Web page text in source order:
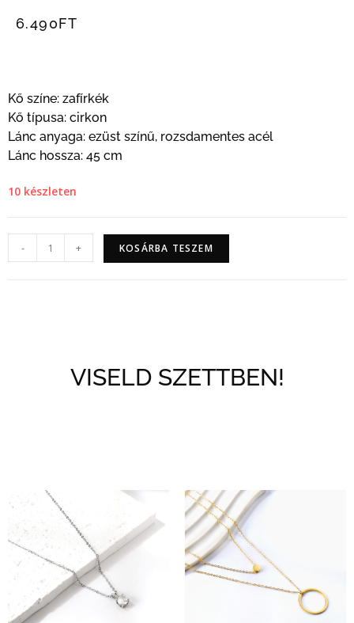
6.490FT
Kő színe: zafírkék
Kő típusa: cirkon
Lánc anyaga: ezüst színű, rozsdamentes acél
Lánc hossza: 45 cm
10 készleten
- + KOSÁRBA TESZEM
VISELD SZETTBEN!